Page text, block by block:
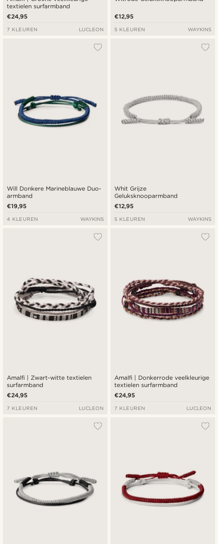
textielen surfarmband
€24,95
7 KLEUREN LUCLEON
€12,95
5 KLEUREN WAYKINS
Will Donkere Marineblauwe Duo-
armband
€19,95
4 KLEUREN WAYKINS
Whit Grijze
Geluksknooparmband
€12,95
5 KLEUREN WAYKINS
Amalfi | Zwart-witte textielen
surfarmband
€24,95
7 KLEUREN LUCLEON
Amalfi | Donkerrode veelkleurige
textielen surfarmband
€24,95
7 KLEUREN LUCLEON